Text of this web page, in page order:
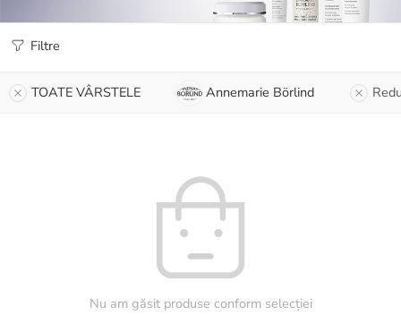
Filtre
TOATE VÂRSTELE Annemarie Börlind
Nu am găsit produse conform selecției